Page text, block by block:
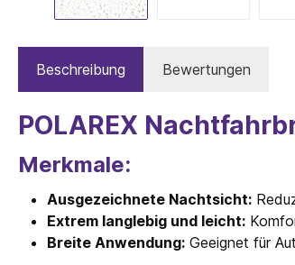
Beschreibung Bewertungen
POLAREX
Merkmale:
Ausgezeichnete Nachtsicht:
Extrem langlebig und leicht:
Breite Anwendung: Geeignet für